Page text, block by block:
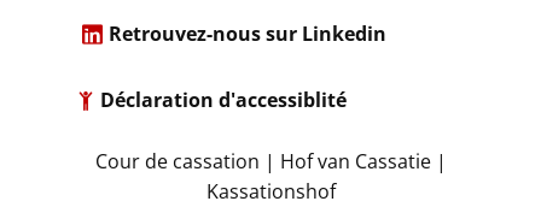
Retrouvez-nous sur Linkedin
Déclaration d'accessiblité
​Cour de cassation | Hof van Cassatie |
Kassationshof